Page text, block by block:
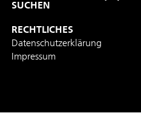
SUCHEN
RECHTLICHES
Datenschutzerklärung
Impressum